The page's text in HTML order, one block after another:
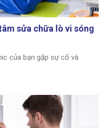
sửa chữa lò vi sóng
của bạn gặp sự cố và